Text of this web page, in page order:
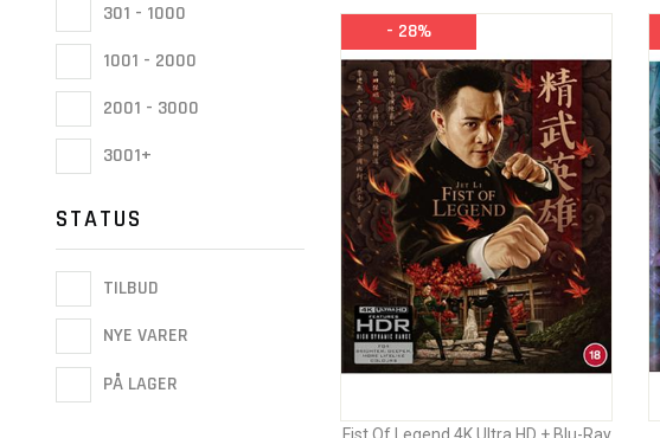
301 - 1000
1001 - 2000
2001 - 3000
3001+
STATUS
TILBUD
NYE VARER
PÅ LAGER
- 28%